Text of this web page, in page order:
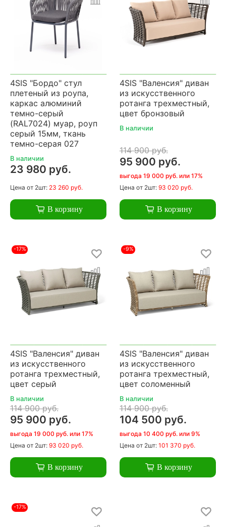
4SIS "Бордо" стул
плетеный из роупа,
каркас алюминий
темно-серый
(RAL7024) муар, роуп
серый 15мм, ткань
темно-серая 027
В наличии
23 980 руб.
Цена от 2шт: 23 260 руб.
В корзину
4SIS "Валенсия" диван
из искусственного
ротанга трехместный,
цвет бронзовый
В наличии
114 900 руб.
95 900 руб.
выгода 19 000 руб. или 17%
Цена от 2шт: 93 020 руб.
В корзину
-17%
4SIS "Валенсия" диван
из искусственного
ротанга трехместный,
цвет серый
В наличии
114 900 руб.
95 900 руб.
выгода 19 000 руб. или 17%
Цена от 2шт: 93 020 руб.
В корзину
-9%
4SIS "Валенсия" диван
из искусственного
ротанга трехместный,
цвет соломенный
В наличии
114 900 руб.
104 500 руб.
выгода 10 400 руб. или 9%
Цена от 2шт: 101 370 руб.
В корзину
-17%